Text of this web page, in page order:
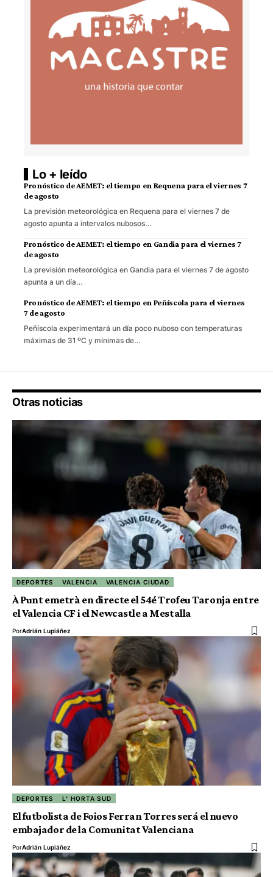
Lo + leído
Pronóstico de AEMET: el tiempo en Requena para el viernes 7
de agosto
La previsión meteorológica en Requena para el viernes 7 de
agosto apunta a intervalos nubosos…
Pronóstico de AEMET: el tiempo en Gandia para el viernes 7
de agosto
La previsión meteorológica en Gandia para el viernes 7 de agosto
apunta a un día…
Pronóstico de AEMET: el tiempo en Peñíscola para el viernes
7 de agosto
Peñíscola experimentará un día poco nuboso con temperaturas
máximas de 31 ºC y mínimas de…
Otras noticias
DEPORTES VALENCIA VALENCIA CIUDAD
À Punt emetrà en directe el 54é Trofeu Taronja entre
el Valencia CF i el Newcastle a Mestalla
PorAdrián Lupiáñez
DEPORTES L' HORTA SUD
El futbolista de Foios Ferran Torres será el nuevo
embajador de la Comunitat Valenciana
PorAdrián Lupiáñez